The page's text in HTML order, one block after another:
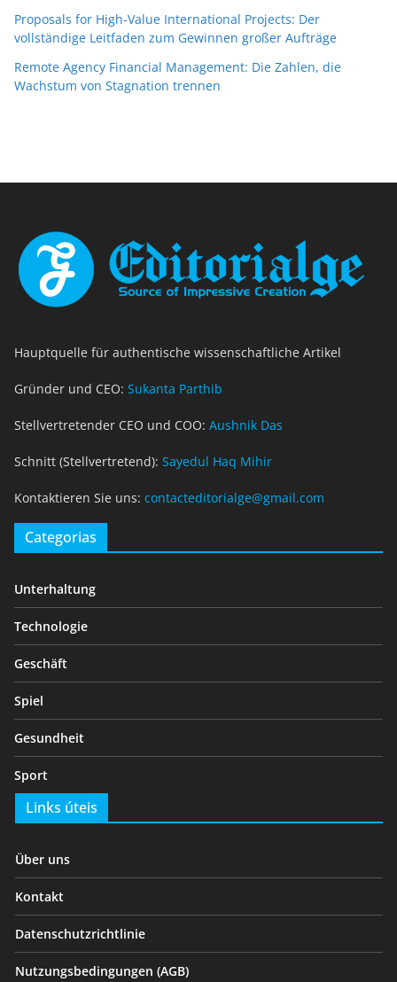
Proposals for High-Value International Projects: Der
vollständige Leitfaden zum Gewinnen großer Aufträge
Remote Agency Financial Management: Die Zahlen, die
Wachstum von Stagnation trennen
Hauptquelle für authentische wissenschaftliche Artikel
Gründer und CEO: Sukanta Parthib
Stellvertretender CEO und COO: Aushnik Das
Schnitt (Stellvertretend): Sayedul Haq Mihir
Kontaktieren Sie uns: contacteditorialge@gmail.com
Categorias
Unterhaltung
Technologie
Geschäft
Spiel
Gesundheit
Sport
Links úteis
Über uns
Kontakt
Datenschutzrichtlinie
Nutzungsbedingungen (AGB)